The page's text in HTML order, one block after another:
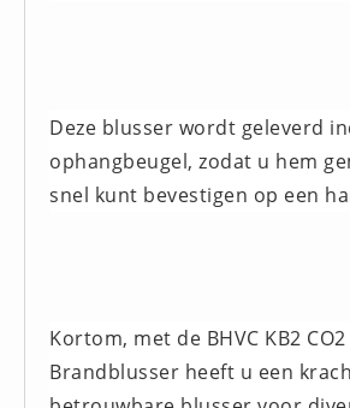
CO2 meters (0)
Corona maatregelen
Drogisterij
Desinfectants (6)
Geneesmiddelen (0)
Deze blusser wordt geleverd
ophangbeugel, zodat u hem
snel kunt bevestigen op een
Kortom, met de BHVC KB2
Brandblusser heeft u een